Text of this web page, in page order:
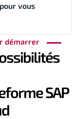
vous
démarrer
SAP